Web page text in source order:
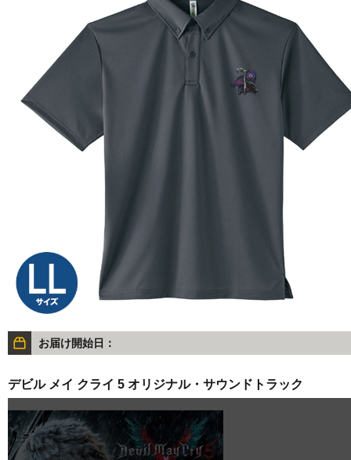
お届け開始日：
デビル メイ クライ 5 オリジナル・サウンドトラック